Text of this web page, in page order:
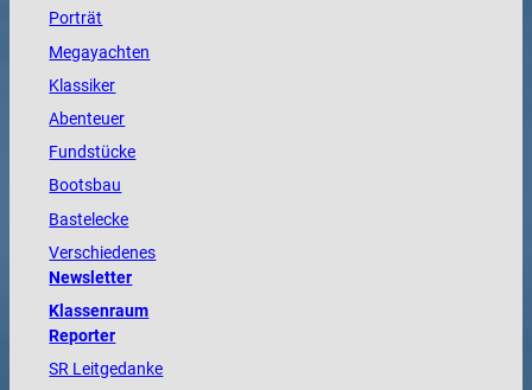
Porträt
Megayachten
Klassiker
Abenteuer
Fundstücke
Bootsbau
Bastelecke
Verschiedenes
Newsletter
Klassenraum
Reporter
SR Leitgedanke